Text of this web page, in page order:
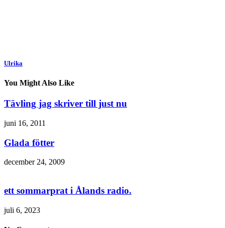
Ulrika
You Might Also Like
Tävling jag skriver till just nu
juni 16, 2011
Glada fötter
december 24, 2009
ett sommarprat i Ålands radio.
juli 6, 2023